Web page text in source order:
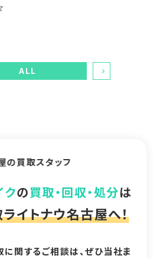
ALL
クの買取・回収・処分は
イトナウ名古屋へ！
に関するご相談は、ぜひ当社ま